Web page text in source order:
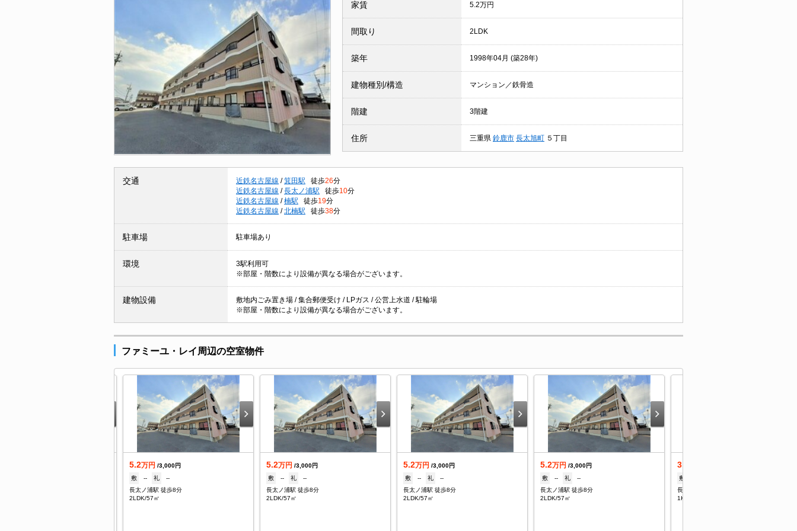
家賃 5.2万円
間取り 2LDK
築年 1998年04月 (築28年)
建物種別/構造 マンション／鉄骨造
階建 3階建
住所 三重県 鈴鹿市 長太旭町 ５丁目
交通 近鉄名古屋線 / 箕田駅 徒歩26分
近鉄名古屋線 / 長太ノ浦駅 徒歩10分
近鉄名古屋線 / 楠駅 徒歩19分
近鉄名古屋線 / 北楠駅 徒歩38分
駐車場 駐車場あり
環境
3駅利用可
※部屋・階数により設備が異なる場合がございます。
建物設備
敷地内ごみ置き場 / 集合郵便受け / LPガス / 公営上水道 / 駐輪場
※部屋・階数により設備が異なる場合がございます。
ファミーユ・レイ周辺の空室物件
5.2万円 /3,000円
敷
-- 礼
--
長太ノ浦駅 徒歩8分
2LDK/57㎡
5.2万円 /3,000円
敷
-- 礼
--
長太ノ浦駅 徒歩8分
2LDK/57㎡
5.2万円 /3,000円
敷
-- 礼
--
長太ノ浦駅 徒歩8分
2LDK/57㎡
5.2万円 /3,000円
敷
-- 礼
--
長太ノ浦駅 徒歩8分
2LDK/57㎡
3.2
敷
長太ノ浦駅 徒歩8分
1K/30㎡